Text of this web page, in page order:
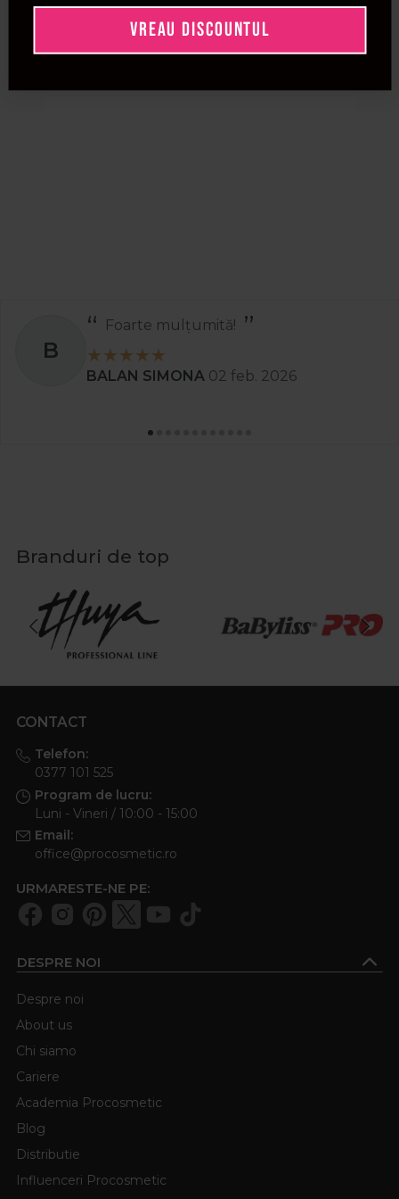
B
Foarte mulțumită!
BALAN SIMONA 02 feb. 2026
Branduri de top
CONTACT
Telefon:
0377 101 525
Program de lucru:
Luni - Vineri / 10:00 - 15:00
Email:
office@procosmetic.ro
URMARESTE-NE PE:
DESPRE NOI
Despre noi
About us
Chi siamo
Cariere
Academia Procosmetic
Blog
Distributie
Influenceri Procosmetic
VREAU DISCOUNTUL